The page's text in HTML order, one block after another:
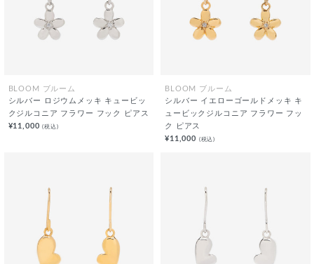
BLOOM ブルーム
シルバー ロジウムメッキ キュービッ
クジルコニア フラワー フック ピアス
¥11,000(税込)
BLOOM ブルーム
シルバー イエローゴールドメッキ キ
ュービックジルコニア フラワー フッ
ク ピアス
¥11,000 (税込)